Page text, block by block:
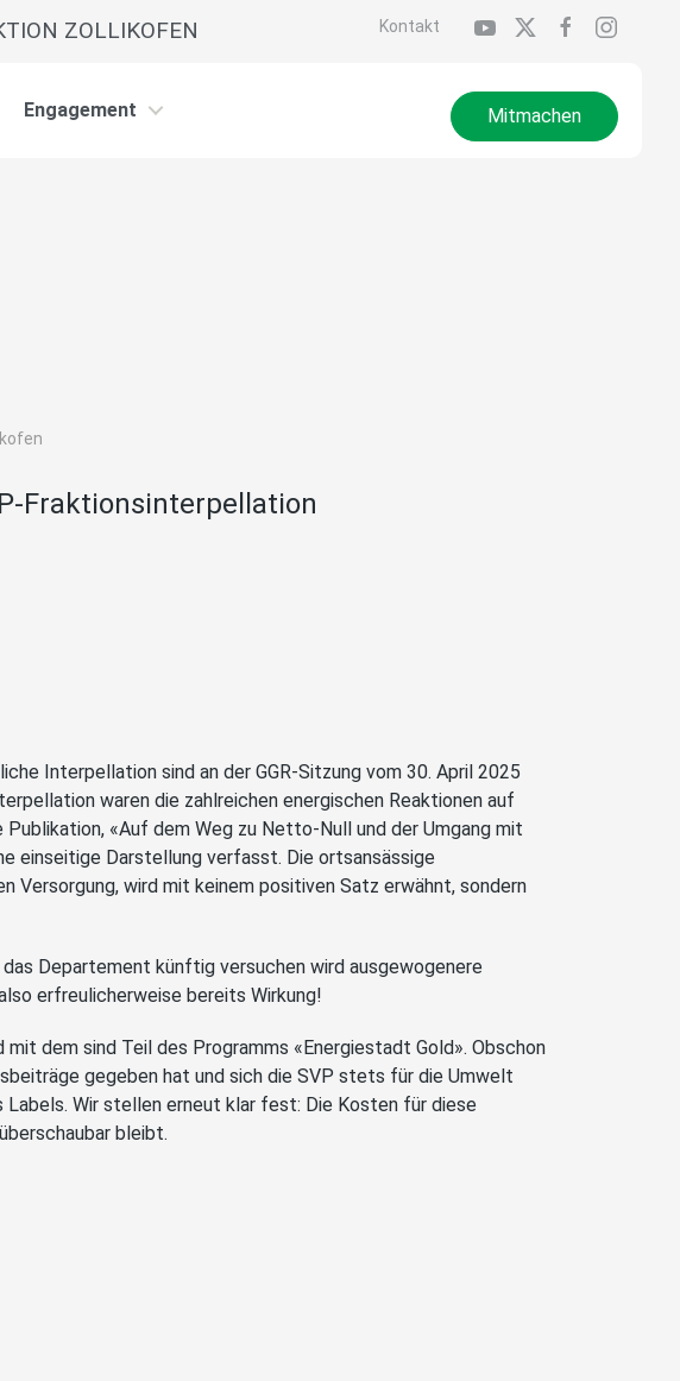
Kontakt
ZOLLIKOFEN
Engagement Mitmachen
Fraktionsinterpellation
Interpellation sind an der GGR-Sitzung vom 30. April 2025
waren die zahlreichen energischen Reaktionen auf
«Auf dem Weg zu Netto-Null und der Umgang mit
einseitige Darstellung verfasst. Die ortsansässige
Versorgung, wird mit keinem positiven Satz erwähnt, sondern
Departement künftig versuchen wird ausgewogenere
erfreulicherweise bereits Wirkung!
dem sind Teil des Programms «Energiestadt Gold». Obschon
gegeben hat und sich die SVP stets für die Umwelt
Wir stellen erneut klar fest: Die Kosten für diese
bleibt.